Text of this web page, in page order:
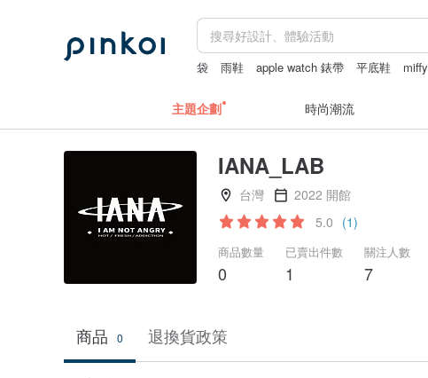
袋 雨鞋 apple watch 錶帶 平底鞋 miffy
主題企劃 時尚潮流
IANA_LAB
台灣
2022 開館
5.0 (1)
商品數量
0
已賣出件數
1
關注人數
7
商品 0 退換貨政策